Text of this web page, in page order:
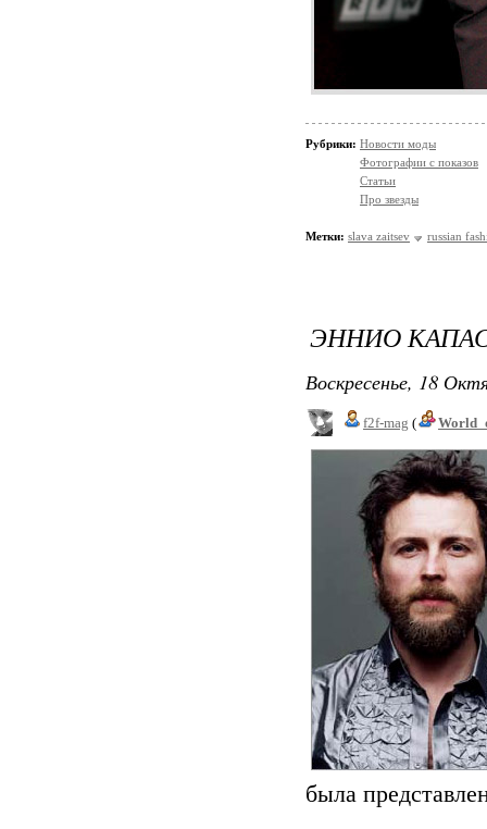
Рубрики: Новости моды
Фотографии с показов
Статьи
Про звезды
Метки: slava zaitsev russian
ЭННИО
Воскресенье, 18
f2f-mag (
была